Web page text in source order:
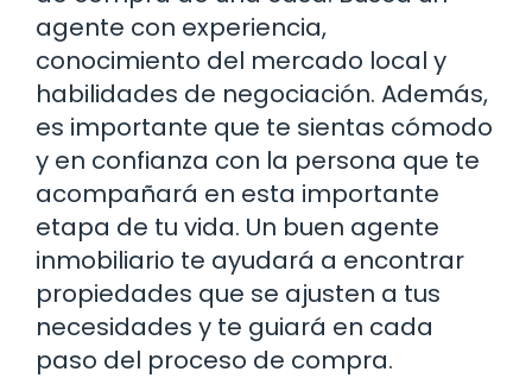
agente con experiencia,
conocimiento del mercado local y
habilidades de negociación. Además,
es importante que te sientas cómodo
y en confianza con la persona que te
acompañará en esta importante
etapa de tu vida. Un buen agente
inmobiliario te ayudará a encontrar
propiedades que se ajusten a tus
necesidades y te guiará en cada
paso del proceso de compra.